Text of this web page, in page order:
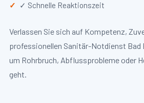
✓ Schnelle Reaktionszeit
Verlassen Sie sich auf Kompetenz,
professionellen Sanitär-Notdienst Bad
um Rohrbruch, Abflussprobleme oder
geht.